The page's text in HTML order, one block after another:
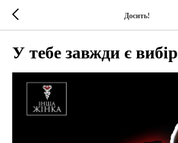
Досить!
У тебе завжди є вибір